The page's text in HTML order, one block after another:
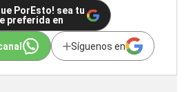
PorEsto! sea tu
preferida en
Síguenos en